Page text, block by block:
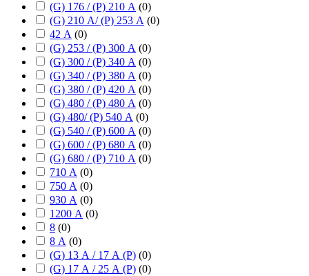
(G) 176 / (P) 210 А (0)
(G) 210 А/ (P) 253 А (0)
42 А (0)
(G) 253 / (P) 300 А (0)
(G) 300 / (P) 340 А (0)
(G) 340 / (P) 380 А (0)
(G) 380 / (P) 420 А (0)
(G) 480 / (P) 480 А (0)
(G) 480/ (P) 540 А (0)
(G) 540 / (P) 600 А (0)
(G) 600 / (P) 680 А (0)
(G) 680 / (P) 710 А (0)
710 А (0)
750 А (0)
930 А (0)
1200 А (0)
8 (0)
8 А (0)
(G) 13 А / 17 А (P) (0)
(G) 17 А / 25 А (P) (0)